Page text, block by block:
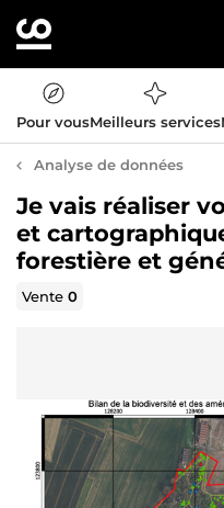
Pour vousMeilleurs services
Analyse de données
Je vais réaliser
et
forestière et
Vente0